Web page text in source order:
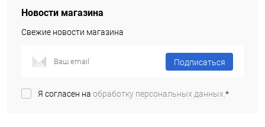
Новости магазина
Свежие новости магазина
Подписаться
Я согласен на обработку персональных данных.*